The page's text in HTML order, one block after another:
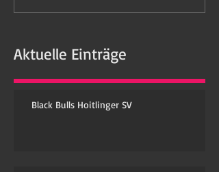
Aktuelle Einträge
Black Bulls Hoitlinger SV